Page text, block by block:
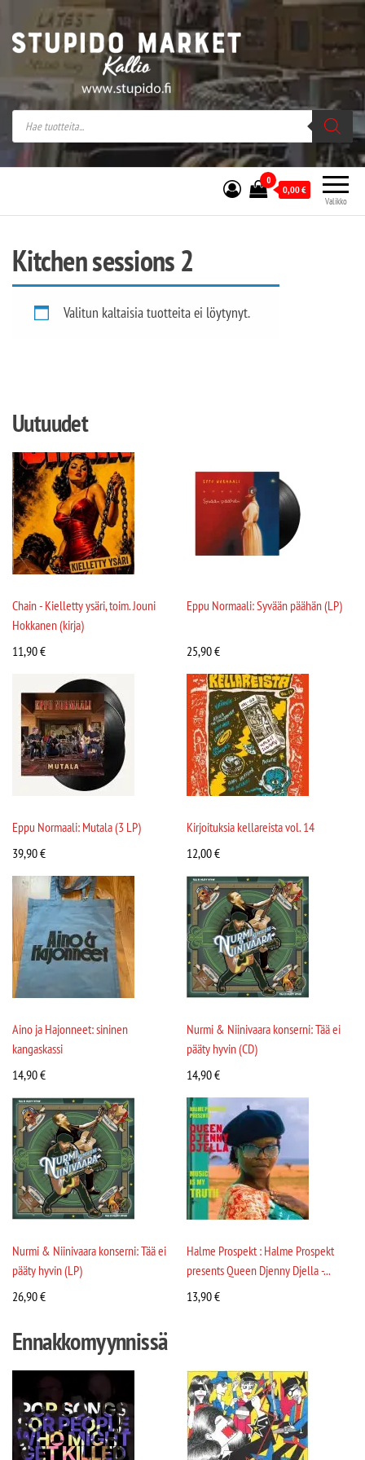
Stupido Market – verkossa ja kivijalassa
Stupido Market on vaihtoehtomusaan
erikoistunut verkko- sekä
kivijalkakauppa Helsingissä Kallion
sydämessä.
Valikko
0
0,00€
Kitchen sessions 2
Valitun kaltaisia tuotteita ei löytynyt.
Uutuudet
Chain - Kielletty ysäri, toim. Jouni
Hokkanen (kirja)
11,90€
Eppu Normaali: Syvään päähän (LP)
25,90€
Eppu Normaali: Mutala (3 LP)
39,90€
Kirjoituksia kellareista vol. 14
12,00€
Aino ja Hajonneet: sininen
kangaskassi
14,90€
Nurmi & Niinivaara konserni: Tää ei
pääty hyvin (CD)
14,90€
Nurmi & Niinivaara konserni: Tää ei
pääty hyvin (LP)
26,90€
Halme Prospekt : Halme Prospekt
presents Queen Djenny Djella -...
13,90€
Ennakkomyynnissä